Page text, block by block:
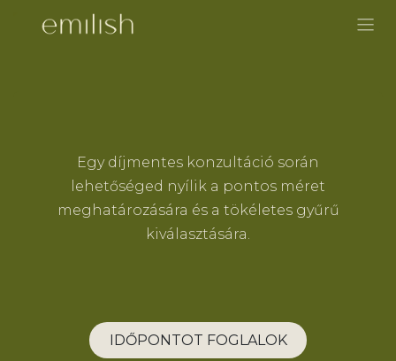
Skip to Content
Egy díjmentes konzultáció során
lehetőséged nyílik a pontos méret
meghatározására és a tökéletes gyűrű
kiválasztására.
IDŐPONTOT FOGLALOK